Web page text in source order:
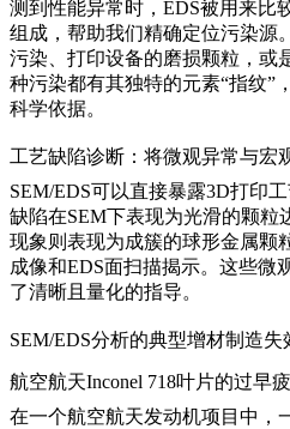
测到性能异常时，EDS被用来比
组成，帮助我们精确定位污染源
污染、 打印设备的磨损颗粒，或
种污染都有其独特的元素“指纹”
科学依据。
工艺缺陷诊断：将微观异常与宏
SEM/EDS可以直接暴露3D打印
缺陷在SEM下表现为光滑的颗粒
现象则表现为成簇的球形金属颗
成像和EDS面扫描揭示。这些微
了清晰且量化的指导。
SEM/EDS分析的典型增材制造失
航空航天Inconel 718叶片的过早
在一个航空航天发动机项目中，